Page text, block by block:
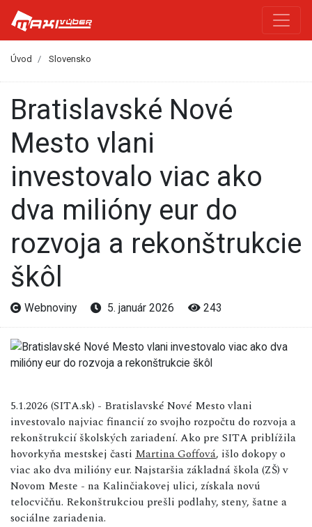
Úvod Slovensko
Bratislavské Nové
Mesto vlani
investovalo viac ako
dva milióny eur do
rozvoja a rekonštrukcie
škôl
Webnoviny 5. január 2026 243
5.1.2026 (SITA.sk) - Bratislavské Nové Mesto vlani
investovalo najviac financií zo svojho rozpočtu do rozvoja a
rekonštrukcií školských zariadení. Ako pre SITA priblížila
hovorkyňa mestskej časti Martina Goffová, išlo dokopy o
viac ako dva milióny eur. Najstaršia základná škola (ZŠ) v
Novom Meste - na Kalinčiakovej ulici, získala novú
telocvičňu. Rekonštrukciou prešli podlahy, steny, šatne a
sociálne zariadenia.